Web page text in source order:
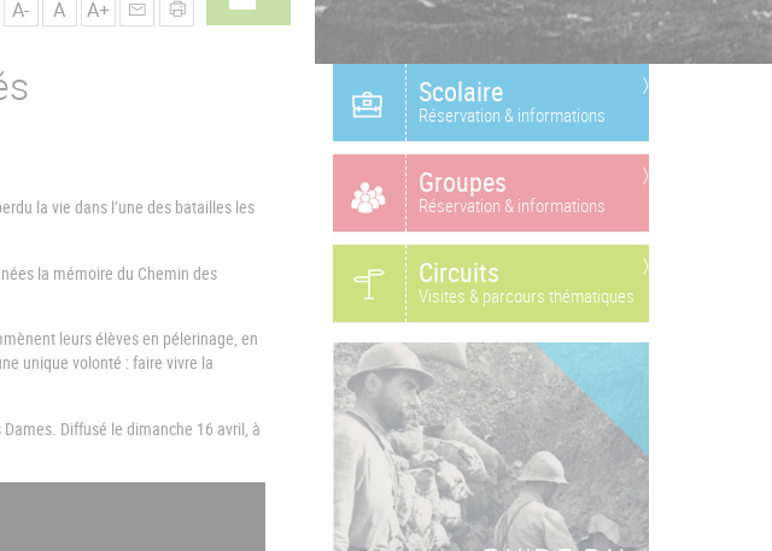
A- A A+
la vie dans l’une des batailles les
la mémoire du Chemin des
leurs élèves en pélerinage, en
unique volonté : faire vivre la
Diffusé le dimanche 16 avril, à
Scolaire
Réservation & informations
Groupes
Réservation & informations
Circuits
Visites & parcours thématiques